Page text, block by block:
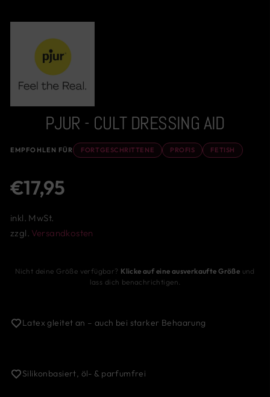
PJUR - CULT DRESSING AID
EMPFOHLEN FÜR FORTGESCHRITTENE PROFIS FETISH
€17,95
inkl. MwSt.
zzgl. Versandkosten
Nicht deine Größe verfügbar? Klicke auf eine ausverkaufte Größe und
lass dich benachrichtigen.
Latex gleitet an – auch bei starker Behaarung
Silikonbasiert, öl- & parfumfrei